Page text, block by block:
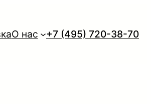
О нас +7 (495) 720-38-70